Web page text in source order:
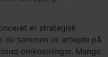
et strategisk
de sammen vil arbejde på
omkostninger. Mange